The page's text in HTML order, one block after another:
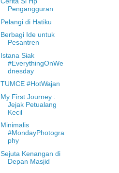
Pengangguran
Pelangi di Hatiku
Berbagi Ide untuk
Pesantren
Istana Siak
#EverythingOnWe
dnesday
TUMCE #HotWajan
My First Journey :
Jejak Petualang
Kecil
Minimalis
#MondayPhotogra
phy
Sejuta Kenangan di
Depan Masjid